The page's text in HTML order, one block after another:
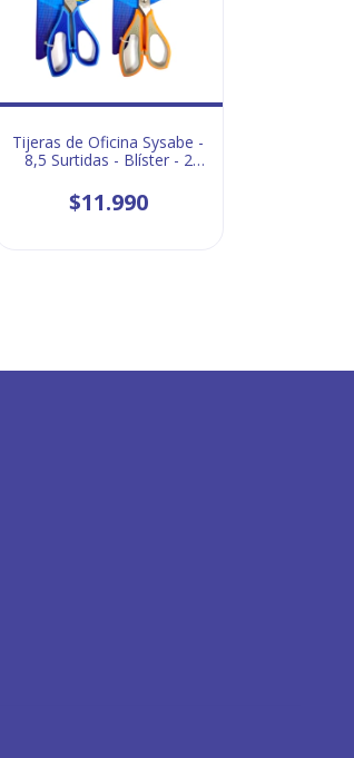
Tijeras de Oficina Sysabe -
8,5 Surtidas - Blíster - 2
$11.990